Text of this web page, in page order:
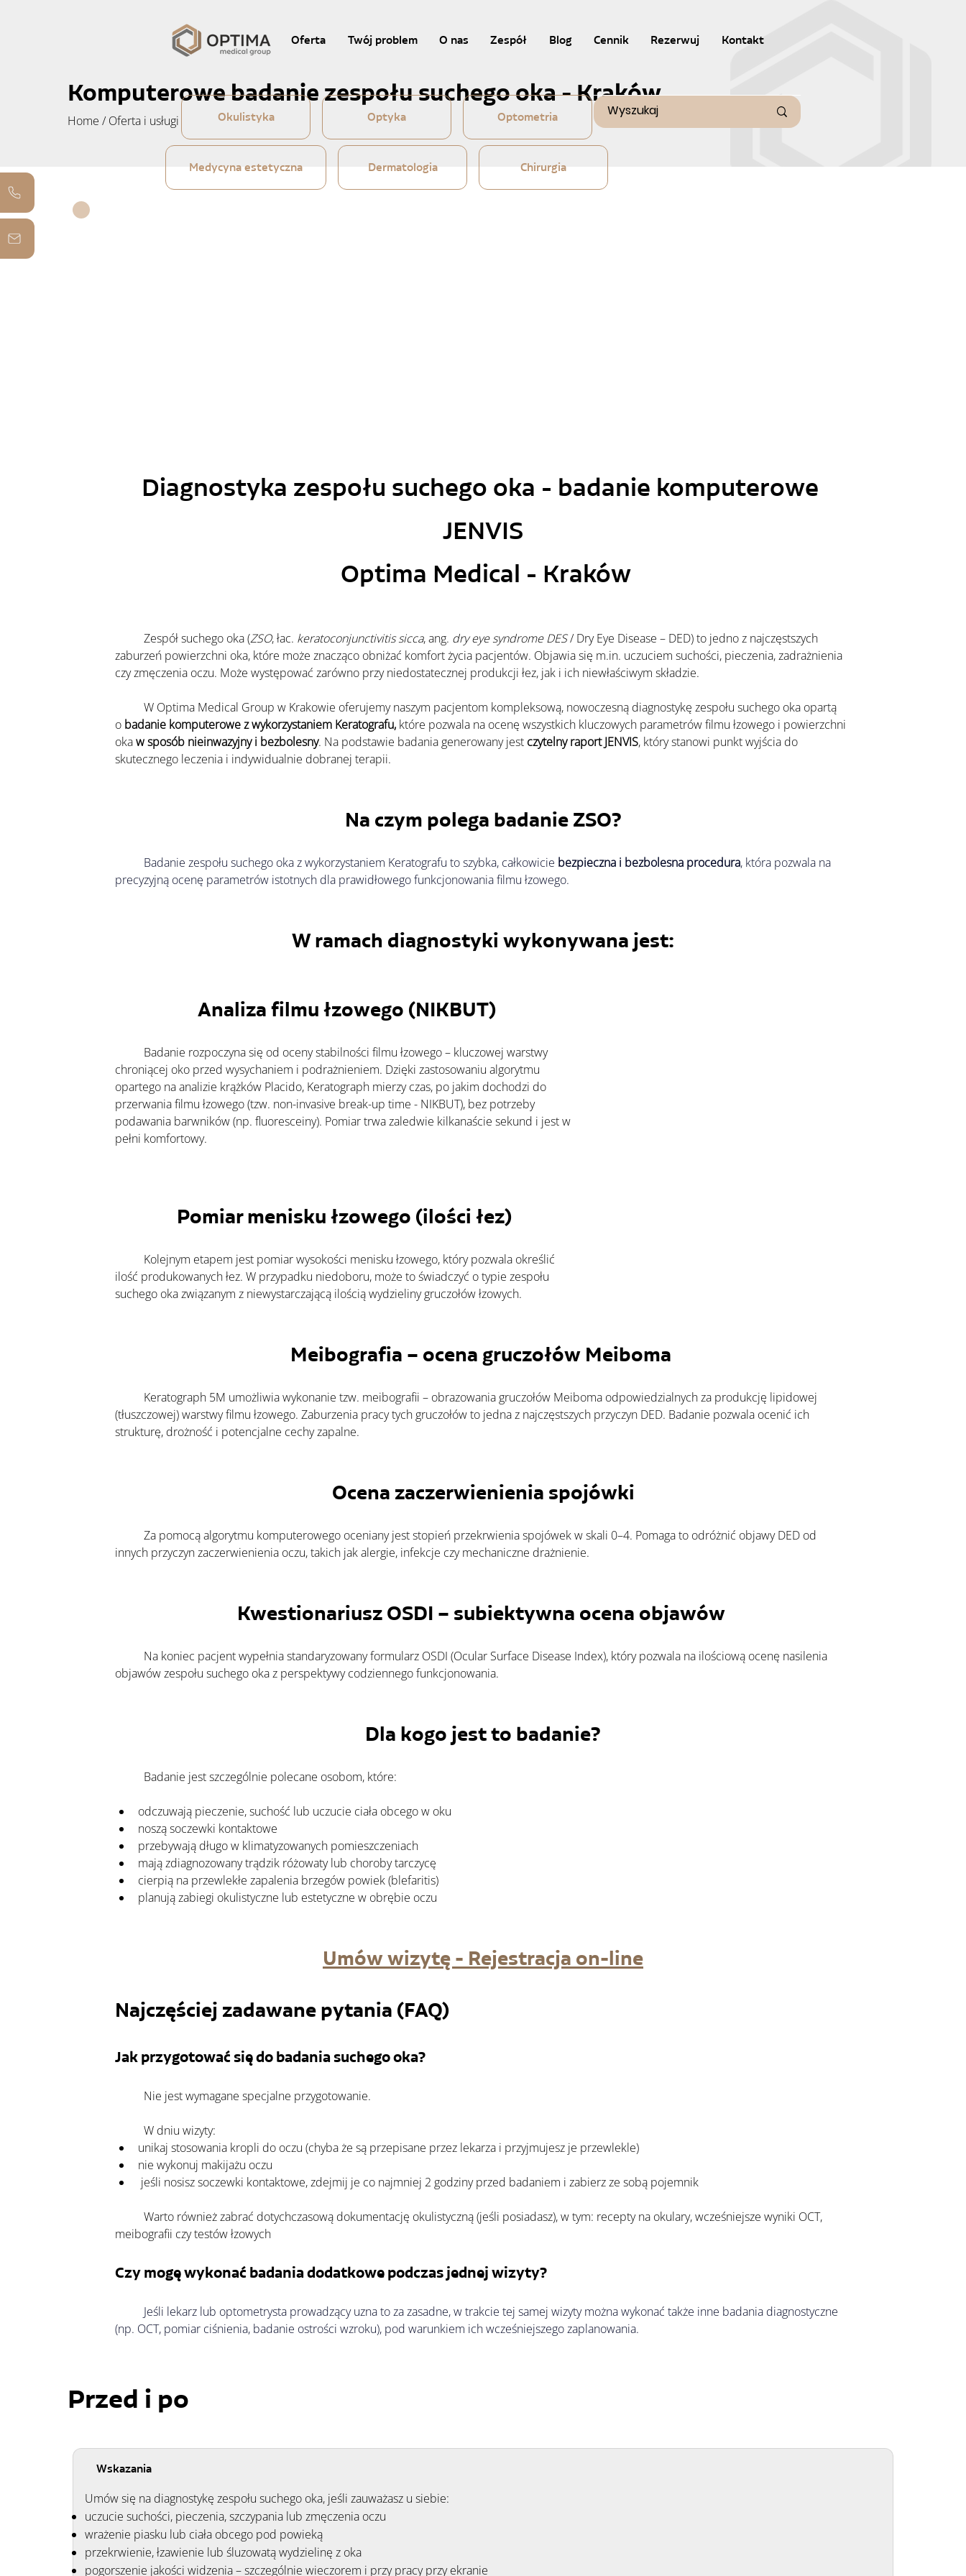
Okulistyka Optyka Optometria
Medycyna estetyczna Dermatologia Chirurgia
Oferta Twój problem O nas Zespół Blog Cennik Rezerwuj Kontakt
Komputerowe badanie zespołu suchego oka - Kraków
Home / Oferta i usługi
Diagnostyka zespołu suchego oka - badanie komputerowe
JENVIS
Optima Medical - Kraków
	Zespół suchego oka (
ZSO, łac. keratoconjunctivitis sicca, ang. dry eye syndrome DES / Dry Eye Disease – DED) to jedno z najczęstszych
zaburzeń powierzchni oka, które może znacząco obniżać komfort życia pacjentów. Objawia się m.in. uczuciem suchości, pieczenia, zadrażnienia
czy zmęczenia oczu. Może występować zarówno przy niedostatecznej produkcji łez, jak i ich niewłaściwym składzie.
o badanie komputerowe z wykorzystaniem Keratografu, które pozwala na ocenę wszystkich kluczowych parametrów filmu łzowego i powierzchni
oka w sposób nieinwazyjny i bezbolesny. Na podstawie badania generowany jest czytelny raport JENVIS, który stanowi punkt wyjścia do
skutecznego leczenia i indywidualnie dobranej terapii.
Na czym polega badanie ZSO?
	Badanie zespołu suchego oka z wykorzystaniem Keratografu to szybka, całkowicie
bezpieczna i bezbolesna procedura, która pozwala na
precyzyjną ocenę parametrów istotnych dla prawidłowego funkcjonowania filmu łzowego.
W ramach diagnostyki wykonywana jest:
Analiza filmu łzowego (NIKBUT)
Badanie rozpoczyna się od oceny stabilności filmu łzowego – kluczowej warstwy
chroniącej oko przed wysychaniem i podrażnieniem. Dzięki zastosowaniu algorytmu
opartego na analizie krążków Placido, Keratograph mierzy czas, po jakim dochodzi do
przerwania filmu łzowego (tzw. non-invasive break-up time - NIKBUT), bez potrzeby
podawania barwników (np. fluoresceiny). Pomiar trwa zaledwie kilkanaście sekund i jest w
pełni komfortowy.
Pomiar menisku łzowego (ilości łez)
ilość produkowanych łez. W przypadku niedoboru, może to świadczyć o typie zespołu
suchego oka związanym z niewystarczającą ilością wydzieliny gruczołów łzowych.
Meibografia – ocena gruczołów Meiboma
(tłuszczowej) warstwy filmu łzowego. Zaburzenia pracy tych gruczołów to jedna z najczęstszych przyczyn DED. Badanie pozwala ocenić ich
strukturę, drożność i potencjalne cechy zapalne.
Ocena zaczerwienienia spojówki
innych przyczyn zaczerwienienia oczu, takich jak alergie, infekcje czy mechaniczne drażnienie.
Kwestionariusz OSDI – subiektywna ocena objawów
Na koniec pacjent wypełnia standaryzowany formularz OSDI (Ocular Surface Disease Index), który pozwala na ilościową ocenę nasilenia
objawów zespołu suchego oka z perspektywy codziennego funkcjonowania.
Dla kogo jest to badanie?
	Badanie jest szczególnie polecane osobom, które:
odczuwają pieczenie, suchość lub uczucie ciała obcego w oku
noszą soczewki kontaktowe
przebywają długo w klimatyzowanych pomieszczeniach
mają zdiagnozowany trądzik różowaty lub choroby tarczycę
cierpią na przewlekłe zapalenia brzegów powiek (blefaritis)
planują zabiegi okulistyczne lub estetyczne w obrębie oczu
Umów wizytę - Rejestracja on-line
Najczęściej zadawane pytania (FAQ)
Jak przygotować się do badania suchego oka?
	Nie jest wymagane specjalne przygotowanie.
	W dniu wizyty:
unikaj stosowania kropli do oczu (chyba że są przepisane przez lekarza i przyjmujesz je przewlekle)
nie wykonuj makijażu oczu
jeśli nosisz soczewki kontaktowe, zdejmij je co najmniej 2 godziny przed badaniem i zabierz ze sobą pojemnik
meibografii czy testów łzowych
Czy mogę wykonać badania dodatkowe podczas jednej wizyty?
Jeśli lekarz lub optometrysta prowadzący uzna to za zasadne, w trakcie tej samej wizyty można wykonać także inne badania diagnostyczne
(np. OCT, pomiar ciśnienia, badanie ostrości wzroku), pod warunkiem ich wcześniejszego zaplanowania.
Przed i po
Wskazania
Umów się na diagnostykę zespołu suchego oka, jeśli zauważasz u siebie:
uczucie suchości, pieczenia, szczypania lub zmęczenia oczu
wrażenie piasku lub ciała obcego pod powieką
przekrwienie, łzawienie lub śluzowatą wydzielinę z oka
pogorszenie jakości widzenia – szczególnie wieczorem i przy pracy przy ekranie